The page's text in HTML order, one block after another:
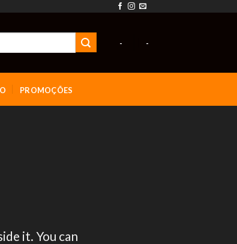
- -
PROMOÇÕES
it. You can